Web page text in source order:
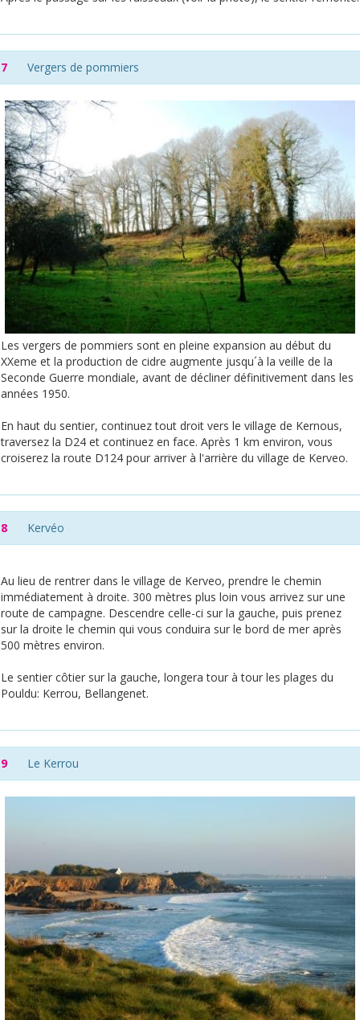
7 Vergers de pommiers
Les vergers de pommiers sont en pleine expansion au début du
XXeme et la production de cidre augmente jusqu´à la veille de la
Seconde Guerre mondiale, avant de décliner définitivement dans les
années 1950.
En haut du sentier, continuez tout droit vers le village de Kernous,
traversez la D24 et continuez en face. Après 1 km environ, vous
croiserez la route D124 pour arriver à l'arrière du village de Kerveo.
8 Kervéo
Au lieu de rentrer dans le village de Kerveo, prendre le chemin
immédiatement à droite. 300 mètres plus loin vous arrivez sur une
route de campagne. Descendre celle-ci sur la gauche, puis prenez
sur la droite le chemin qui vous conduira sur le bord de mer après
500 mètres environ.
Le sentier côtier sur la gauche, longera tour à tour les plages du
Pouldu: Kerrou, Bellangenet.
9 Le Kerrou